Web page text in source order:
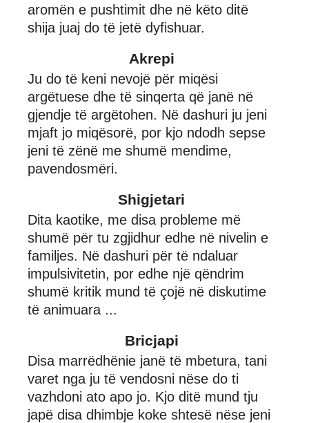
aromën e pushtimit dhe në këto ditë
shija juaj do të jetë dyfishuar.
Akrepi
Ju do të keni nevojë për miqësi
argëtuese dhe të sinqerta që janë në
gjendje të argëtohen. Në dashuri ju jeni
mjaft jo miqësorë, por kjo ndodh sepse
jeni të zënë me shumë mendime,
pavendosmëri.
Shigjetari
Dita kaotike, me disa probleme më
shumë për tu zgjidhur edhe në nivelin e
familjes. Në dashuri për të ndaluar
impulsivitetin, por edhe një qëndrim
shumë kritik mund të çojë në diskutime
të animuara ...
Bricjapi
Disa marrëdhënie janë të mbetura, tani
varet nga ju të vendosni nëse do ti
vazhdoni ato apo jo. Kjo ditë mund tju
japë disa dhimbje koke shtesë nëse jeni